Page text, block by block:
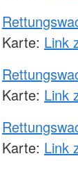
Karte: Link
Karte: Link
Karte: Link